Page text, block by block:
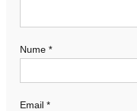
Nume *
Email *